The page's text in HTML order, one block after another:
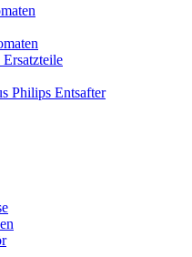
Philips Entsafter